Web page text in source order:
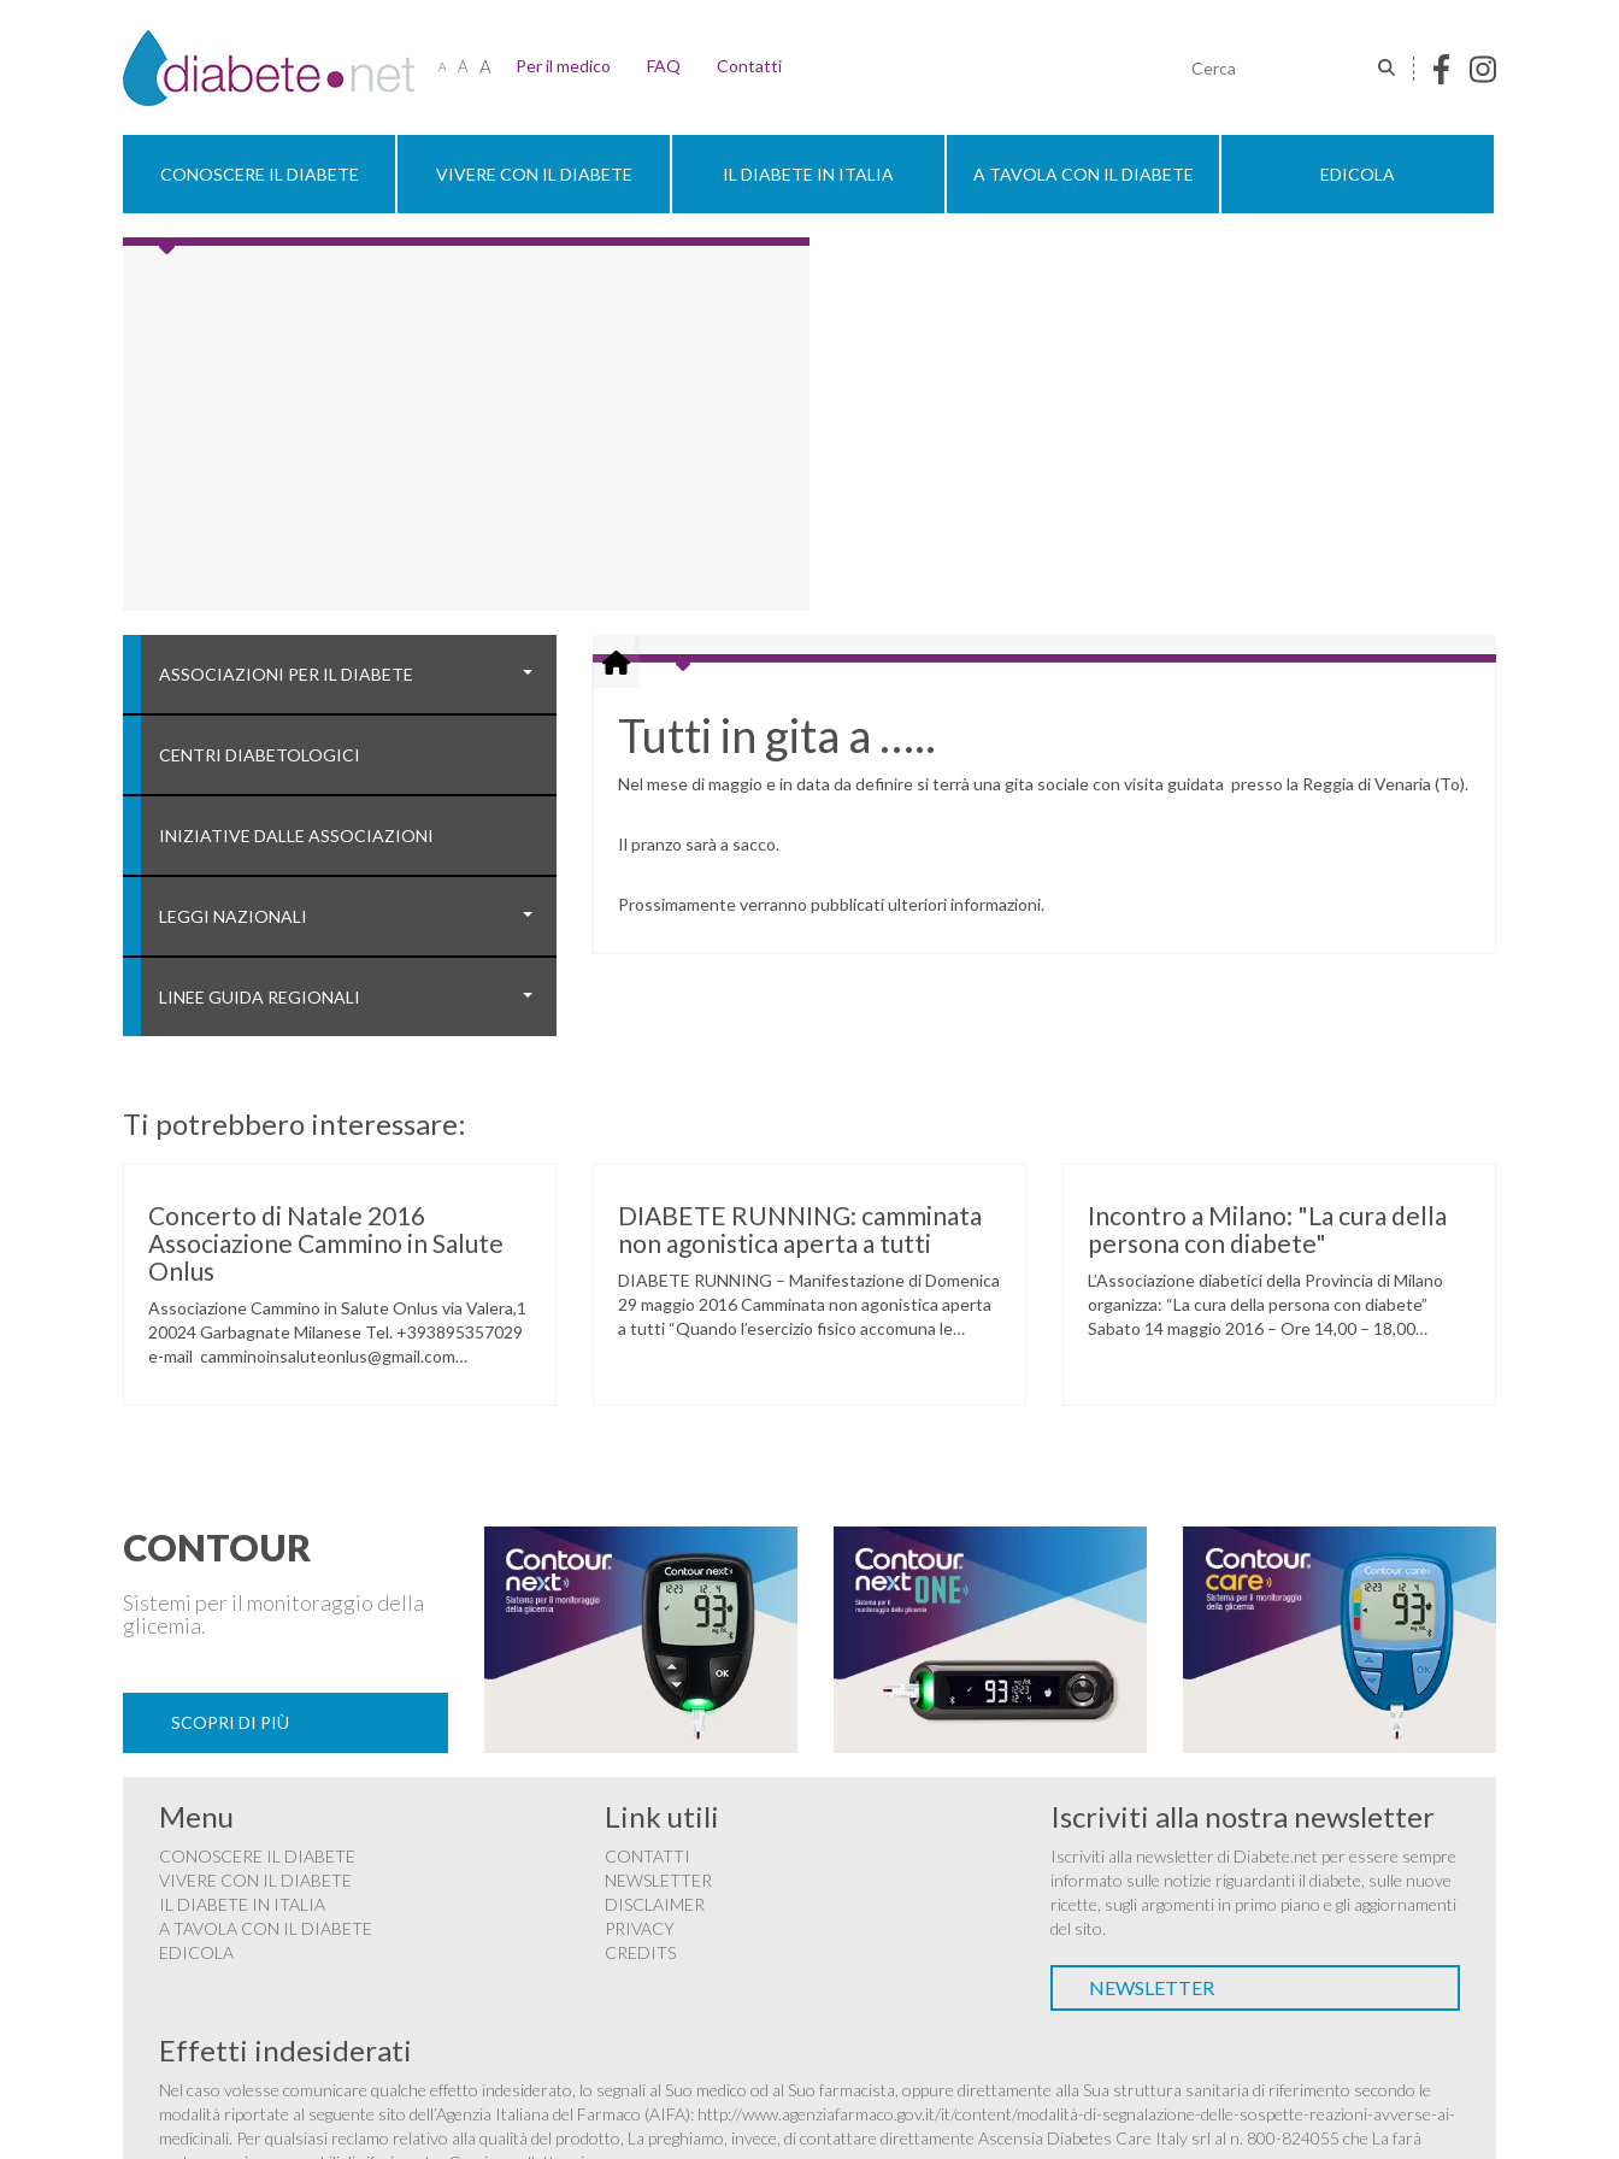
A A A Per il medico FAQ Contatti
CONOSCERE IL DIABETE VIVERE CON IL DIABETE IL DIABETE IN ITALIA A TAVOLA CON IL DIABETE EDICOLA
ASSOCIAZIONI PER IL DIABETE
CENTRI DIABETOLOGICI
INIZIATIVE DALLE ASSOCIAZIONI
LEGGI NAZIONALI
LINEE GUIDA REGIONALI
Tutti in gita a …..
Nel mese di maggio e in data da definire si terrà una gita sociale con visita guidata presso la Reggia di Venaria (To).
Il pranzo sarà a sacco.
Prossimamente verranno pubblicati ulteriori informazioni.
Ti potrebbero interessare:
Concerto di Natale 2016
Associazione Cammino in Salute
Onlus
Associazione Cammino in Salute Onlus via Valera,1
20024 Garbagnate Milanese Tel. +393895357029
e-mail camminoinsaluteonlus@gmail.com
DIABETE RUNNING: camminata
non agonistica aperta a tutti
DIABETE RUNNING – Manifestazione di Domenica
29 maggio 2016 Camminata non agonistica aperta
a tutti “Quando l’esercizio fisico accomuna le
Incontro a Milano: "La cura della
persona con diabete"
L’Associazione diabetici della Provincia di Milano
organizza: “La cura della persona con diabete”
Sabato 14 maggio 2016 – Ore 14,00 – 18,00
CONTOUR
Sistemi per il monitoraggio della
glicemia.
SCOPRI DI PIÙ
Menu
CONOSCERE IL DIABETE
VIVERE CON IL DIABETE
IL DIABETE IN ITALIA
A TAVOLA CON IL DIABETE
EDICOLA
Link utili
CONTATTI
NEWSLETTER
DISCLAIMER
PRIVACY
CREDITS
Iscriviti alla nostra newsletter
Iscriviti alla newsletter di Diabete.net per essere sempre
informato sulle notizie riguardanti il diabete, sulle nuove
ricette, sugli argomenti in primo piano e gli aggiornamenti
del sito.
NEWSLETTER
Effetti indesiderati
Nel caso volesse comunicare qualche effetto indesiderato, lo segnali al Suo medico od al Suo farmacista, oppure direttamente alla Sua struttura sanitaria di riferimento secondo le
modalità riportate al seguente sito dell’Agenzia Italiana del Farmaco (AIFA): http://www.agenziafarmaco.gov.it/it/content/modalità-di-segnalazione-delle-sospette-reazioni-avverse-ai-
medicinali. Per qualsiasi reclamo relativo alla qualità del prodotto, La preghiamo, invece, di contattare direttamente Ascensia Diabetes Care Italy srl al n. 800-824055 che La farà